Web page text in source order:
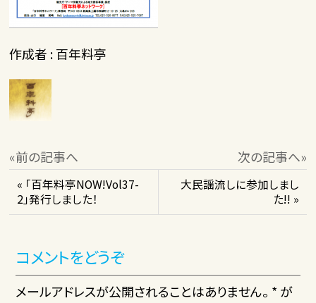
作成者 : 百年料亭
«前の記事へ 次の記事へ»
« 「百年料亭NOW!Vol37-
2」発行しました！
大民謡流しに参加しまし
た!! »
コメントをどうぞ
メールアドレスが公開されることはありません。 * が